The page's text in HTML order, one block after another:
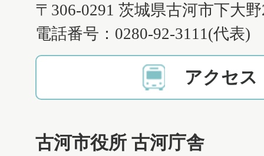
〒306-0291 茨城県古河市下大
電話番号：0280-92-3111(代表)
アクセス
古河市役所 古河庁舎